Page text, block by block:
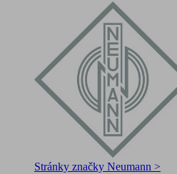
Stránky značky Neumann >